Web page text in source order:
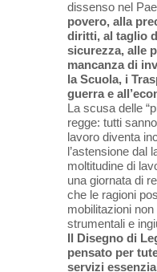
dissenso nel
povero, alla
diritti, al taglio
sicurezza, alle
mancanza di
la Scuola, i
guerra e
La scusa delle
regge: tutti
lavoro diventa
l’astensione dal
moltitudine di
una giornata di
che le ragioni
mobilitazioni
strumentali e
Il Disegno di
pensato per
servizi